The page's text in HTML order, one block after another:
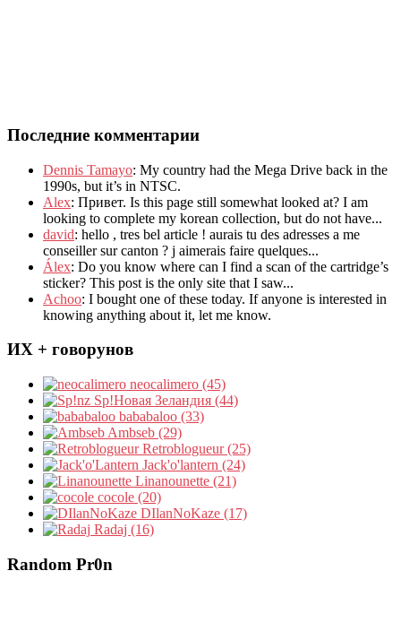
Последние комментарии
Dennis Tamayo: My country had the Mega Drive back in the
1990s, but it’s in NTSC.
Alex: Привет. Is this page still somewhat looked at? I am
looking to complete my korean collection, but do not have...
david: hello , tres bel article ! aurais tu des adresses a me
conseiller sur canton ? j aimerais faire quelques...
Álex: Do you know where can I find a scan of the cartridge’s
sticker? This post is the only site that I saw...
Achoo: I bought one of these today. If anyone is interested in
knowing anything about it, let me know.
ИХ + говорунов
neocalimero (45)
Sp!Новая Зеландия (44)
bababaloo (33)
Ambseb (29)
Retroblogueur (25)
Jack'o'lantern (24)
Linanounette (21)
cocole (20)
DIlanNoKaze (17)
Radaj (16)
Random Pr0n